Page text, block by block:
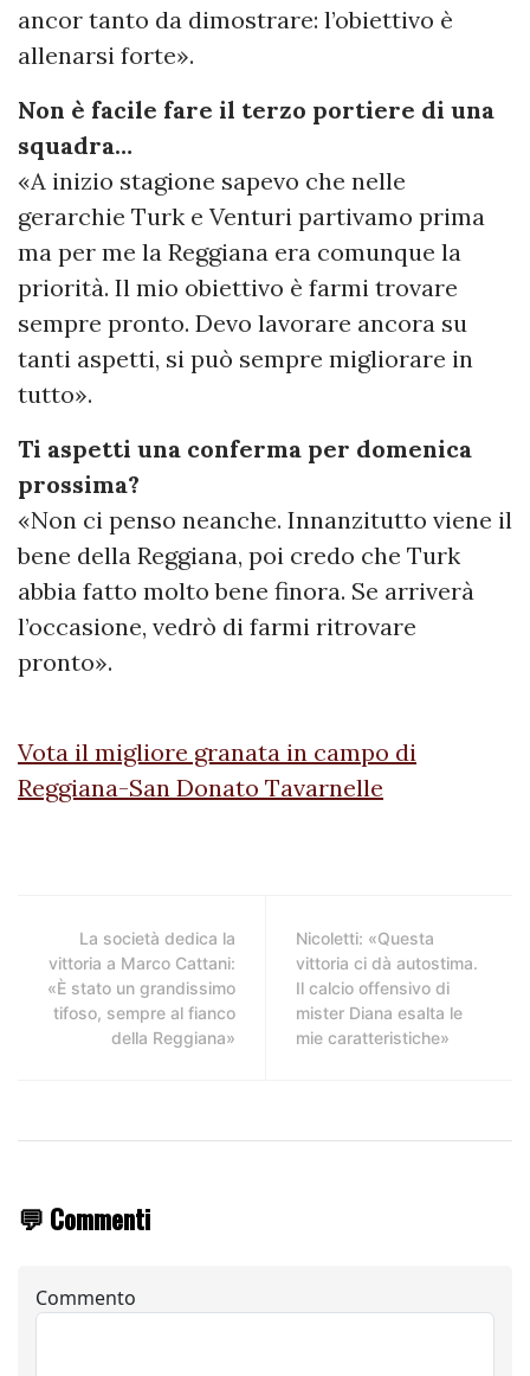
ancor tanto da dimostrare: l’obiettivo è
allenarsi forte».
Non è facile fare il terzo portiere di una
squadra…
«A inizio stagione sapevo che nelle
gerarchie Turk e Venturi partivamo prima
ma per me la Reggiana era comunque la
priorità. Il mio obiettivo è farmi trovare
sempre pronto. Devo lavorare ancora su
tanti aspetti, si può sempre migliorare in
tutto».
Ti aspetti una conferma per domenica
prossima?
«Non ci penso neanche. Innanzitutto viene il
bene della Reggiana, poi credo che Turk
abbia fatto molto bene finora. Se arriverà
l’occasione, vedrò di farmi ritrovare
pronto».
Vota il migliore granata in campo di
Reggiana-San Donato Tavarnelle
La società dedica la
vittoria a Marco Cattani:
«È stato un grandissimo
tifoso, sempre al fianco
della Reggiana»
Nicoletti: «Questa
vittoria ci dà autostima.
Il calcio offensivo di
mister Diana esalta le
mie caratteristiche»
💬 Commenti